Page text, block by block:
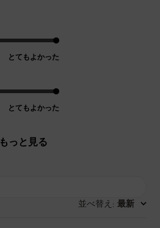
とてもよかった
とてもよかった
もっと見る
並べ替え : 最新